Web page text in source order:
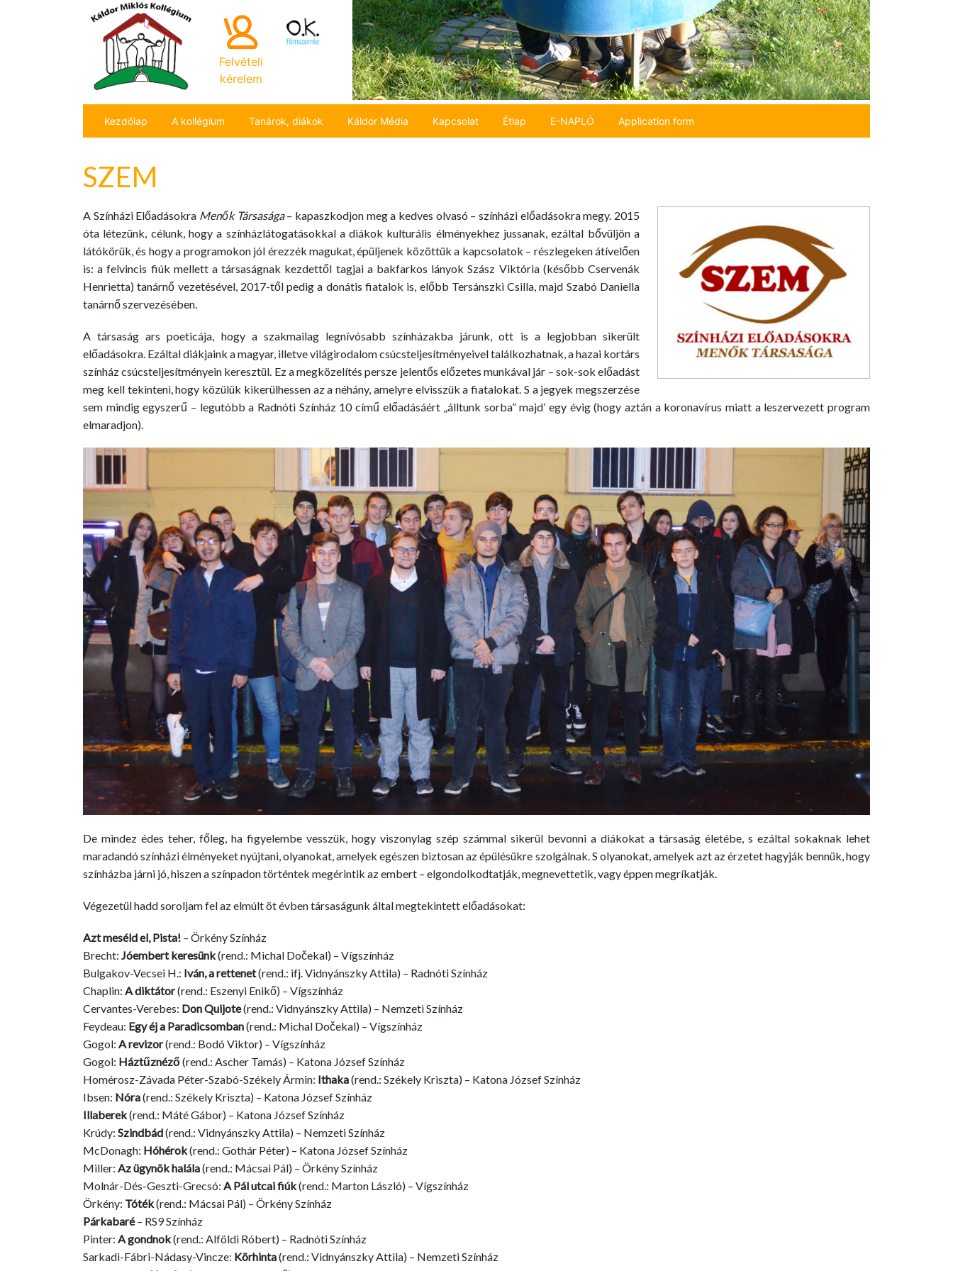
Felvételi
kérelem
Kezdőlap A kollégium Tanárok, diákok Káldor Média Kapcsolat Étlap E-NAPLÓ Application form
SZEM
A Színházi Előadásokra Menők Társasága– kapaszkodjon meg a kedves olvasó – színházi előadásokra megy. 2015
óta létezünk, célunk, hogy a színházlátogatásokkal a diákok kulturális élményekhez jussanak, ezáltal bővüljön a
látókörük, és hogy a programokon jól érezzék magukat, épüljenek közöttük a kapcsolatok – részlegeken átívelően
is: a felvincis fiúk mellett a társaságnak kezdettől tagjai a bakfarkos lányok Szász Viktória (később Cservenák
Henrietta) tanárnő vezetésével, 2017-től pedig a donátis fiatalok is, előbb Tersánszki Csilla, majd Szabó Daniella
tanárnő szervezésében.
A társaság ars poeticája, hogy a szakmailag legnívósabb színházakba járunk, ott is a legjobban sikerült
előadásokra. Ezáltal diákjaink a magyar, illetve világirodalom csúcsteljesítményeivel találkozhatnak, a hazai kortárs
színház csúcsteljesítményein keresztül. Ez a megközelítés persze jelentős előzetes munkával jár – sok-sok előadást
meg kell tekinteni, hogy közülük kikerülhessen az a néhány, amelyre elvisszük a fiatalokat. S a jegyek megszerzése
sem mindig egyszerű – legutóbb a Radnóti Színház 10 című előadásáért „álltunk sorba” majd’ egy évig (hogy aztán a koronavírus miatt a leszervezett program
elmaradjon).
De mindez édes teher, főleg, ha figyelembe vesszük, hogy viszonylag szép számmal sikerül bevonni a diákokat a társaság életébe, s ezáltal sokaknak lehet
maradandó színházi élményeket nyújtani, olyanokat, amelyek egészen biztosan az épülésükre szolgálnak. S olyanokat, amelyek azt az érzetet hagyják bennük, hogy
színházba járni jó, hiszen a színpadon történtek megérintik az embert – elgondolkodtatják, megnevettetik, vagy éppen megríkatják.
Végezetül hadd soroljam fel az elmúlt öt évben társaságunk által megtekintett előadásokat:
Azt meséld el, Pista! – Örkény Színház
Brecht: Jóembert keresünk(rend.: Michal Dočekal) – Vígszínház
Bulgakov-Vecsei H.: Iván, a rettenet(rend.: ifj. Vidnyánszky Attila) – Radnóti Színház
Chaplin: A diktátor(rend.: Eszenyi Enikő) – Vígszínház
Cervantes-Verebes: Don Quijote(rend.: Vidnyánszky Attila) – Nemzeti Színház
Feydeau: Egy éj a Paradicsomban(rend.: Michal Dočekal) – Vígszínház
Gogol: A revizor(rend.: Bodó Viktor) – Vígszínház
Gogol: Háztűznéző(rend.: Ascher Tamás) – Katona József Színház
Homérosz-Závada Péter-Szabó-Székely Ármin: Ithaka(rend.: Székely Kriszta) – Katona József Színház
Ibsen: Nóra(rend.: Székely Kriszta) – Katona József Színház
Illaberek(rend.: Máté Gábor) – Katona József Színház
Krúdy: Szindbád(rend.: Vidnyánszky Attila) – Nemzeti Színház
McDonagh: Hóhérok(rend.: Gothár Péter) – Katona József Színház
Miller: Az ügynök halála(rend.: Mácsai Pál) – Örkény Színház
Molnár-Dés-Geszti-Grecsó: A Pál utcai fiúk(rend.: Marton László) – Vígszínház
Örkény: Tóték(rend.: Mácsai Pál) – Örkény Színház
Párkabaré– RS9 Színház
Pinter: A gondnok(rend.: Alföldi Róbert) – Radnóti Színház
Sarkadi-Fábri-Nádasy-Vincze: Körhinta(rend.: Vidnyánszky Attila) – Nemzeti Színház